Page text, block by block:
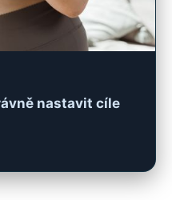
nastavit cíle